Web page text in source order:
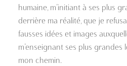
humaine, m’initiant à ses plus
derrière ma réalité, que je
fausses idées et images
m’enseignant ses plus
mon chemin.